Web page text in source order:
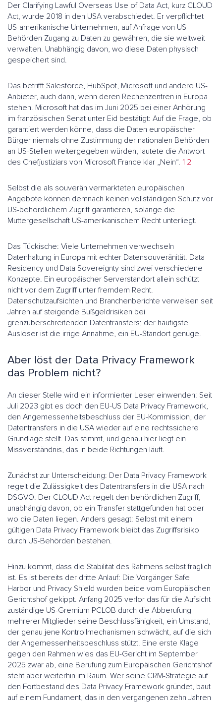
Der Clarifying Lawful Overseas Use of Data Act, kurz CLOUD
Act, wurde 2018 in den USA verabschiedet. Er verpflichtet
US-amerikanische Unternehmen, auf Anfrage von US-
Behörden Zugang zu Daten zu gewähren, die sie weltweit
verwalten. Unabhängig davon, wo diese Daten physisch
gespeichert sind.
Das betrifft Salesforce, HubSpot, Microsoft und andere US-
Anbieter, auch dann, wenn deren Rechenzentren in Europa
stehen. Microsoft hat das im Juni 2025 bei einer Anhörung
im französischen Senat unter Eid bestätigt: Auf die Frage, ob
garantiert werden könne, dass die Daten europäischer
Bürger niemals ohne Zustimmung der nationalen Behörden
an US-Stellen weitergegeben würden, lautete die Antwort
des Chefjustiziars von Microsoft France klar „Nein“. 1 2
Selbst die als souverän vermarkteten europäischen
Angebote können demnach keinen vollständigen Schutz vor
US-behördlichem Zugriff garantieren, solange die
Muttergesellschaft US-amerikanischem Recht unterliegt.
Das Tückische: Viele Unternehmen verwechseln
Datenhaltung in Europa mit echter Datensouveränität. Data
Residency und Data Sovereignty sind zwei verschiedene
Konzepte. Ein europäischer Serverstandort allein schützt
nicht vor dem Zugriff unter fremdem Recht.
Datenschutzaufsichten und Branchenberichte verweisen seit
Jahren auf steigende Bußgeldrisiken bei
grenzüberschreitenden Datentransfers; der häufigste
Auslöser ist die irrige Annahme, ein EU-Standort genüge.
Aber löst der Data Privacy Framework
das Problem nicht?
An dieser Stelle wird ein informierter Leser einwenden: Seit
Juli 2023 gibt es doch den EU-US Data Privacy Framework,
den Angemessenheitsbeschluss der EU-Kommission, der
Datentransfers in die USA wieder auf eine rechtssichere
Grundlage stellt. Das stimmt, und genau hier liegt ein
Missverständnis, das in beide Richtungen läuft.
Zunächst zur Unterscheidung: Der Data Privacy Framework
regelt die Zulässigkeit des Datentransfers in die USA nach
DSGVO. Der CLOUD Act regelt den behördlichen Zugriff,
unabhängig davon, ob ein Transfer stattgefunden hat oder
wo die Daten liegen. Anders gesagt: Selbst mit einem
gültigen Data Privacy Framework bleibt das Zugriffsrisiko
durch US-Behörden bestehen.
Hinzu kommt, dass die Stabilität des Rahmens selbst fraglich
ist. Es ist bereits der dritte Anlauf: Die Vorgänger Safe
Harbor und Privacy Shield wurden beide vom Europäischen
Gerichtshof gekippt. Anfang 2025 verlor das für die Aufsicht
zuständige US-Gremium PCLOB durch die Abberufung
mehrerer Mitglieder seine Beschlussfähigkeit, ein Umstand,
der genau jene Kontrollmechanismen schwächt, auf die sich
der Angemessenheitsbeschluss stützt. Eine erste Klage
gegen den Rahmen wies das EU-Gericht im September
2025 zwar ab, eine Berufung zum Europäischen Gerichtshof
steht aber weiterhin im Raum. Wer seine CRM-Strategie auf
den Fortbestand des Data Privacy Framework gründet, baut
auf einem Fundament, das in den vergangenen zehn Jahren